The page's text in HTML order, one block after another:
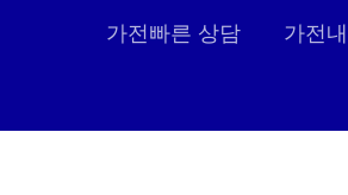
가전빠른 상담 가전